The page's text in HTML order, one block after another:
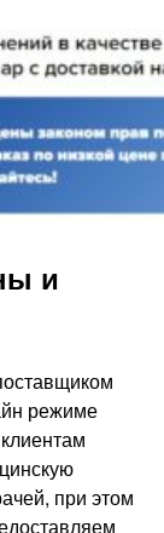
и
режиме
при этом